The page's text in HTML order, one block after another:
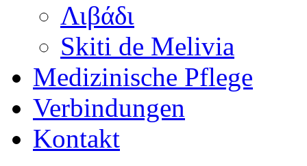
Λιβάδι
Skiti de Melivia
Medizinische Pflege
Verbindungen
Kontakt